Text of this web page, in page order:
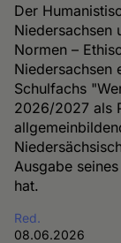
Der
Niedersachsen
Normen –
Niedersachsen
Schulfachs
2026/2027 als
Ausgabe
hat.
Red.
08.06.2026